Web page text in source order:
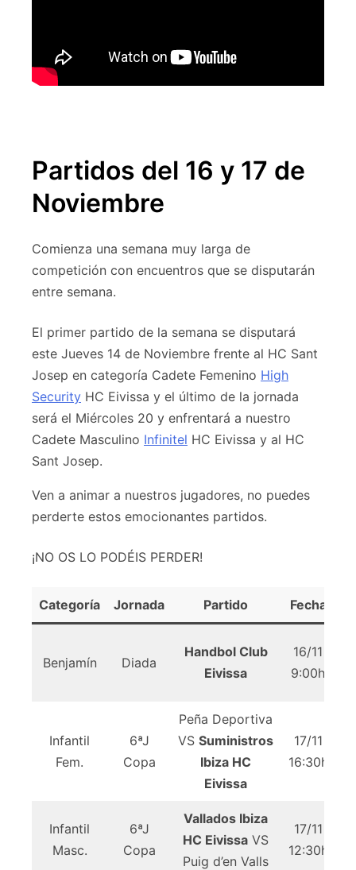
Partidos del 16 y 17 de
Noviembre
Comienza una semana muy larga de
competición con encuentros que se disputarán
entre semana.
El primer partido de la semana se disputará
este Jueves 14 de Noviembre frente al HC Sant
Josep en categoría Cadete Femenino High
Security HC Eivissa y el último de la jornada
será el Miércoles 20 y enfrentará a nuestro
Cadete Masculino Infinitel HC Eivissa y al HC
Sant Josep.
Ven a animar a nuestros jugadores, no puedes
perderte estos emocionantes partidos.
¡NO OS LO PODÉIS PERDER!
Categoría Jornada Partido Fecha
Benjamín Diada
Handbol Club
Eivissa
16/11
9:00h
Infantil
Fem.
6ªJ
Copa
Peña Deportiva
VS Suministros
Ibiza HC
Eivissa
17/11
16:30h
Infantil
Masc.
6ªJ
Copa
Vallados Ibiza
HC Eivissa VS
Puig d’en Valls
17/11
12:30h